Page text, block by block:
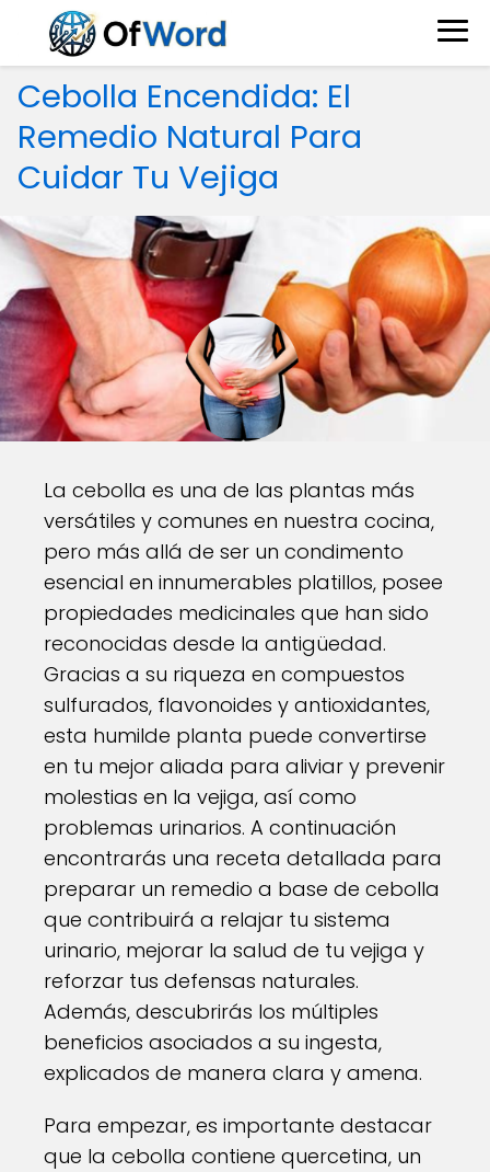
Cebolla Encendida: El
Remedio Natural Para
Cuidar Tu Vejiga
La cebolla es una de las plantas más
versátiles y comunes en nuestra cocina,
pero más allá de ser un condimento
esencial en innumerables platillos, posee
propiedades medicinales que han sido
reconocidas desde la antigüedad.
Gracias a su riqueza en compuestos
sulfurados, flavonoides y antioxidantes,
esta humilde planta puede convertirse
en tu mejor aliada para aliviar y prevenir
molestias en la vejiga, así como
problemas urinarios. A continuación
encontrarás una receta detallada para
preparar un remedio a base de cebolla
que contribuirá a relajar tu sistema
urinario, mejorar la salud de tu vejiga y
reforzar tus defensas naturales.
Además, descubrirás los múltiples
beneficios asociados a su ingesta,
explicados de manera clara y amena.
Para empezar, es importante destacar
que la cebolla contiene quercetina, un